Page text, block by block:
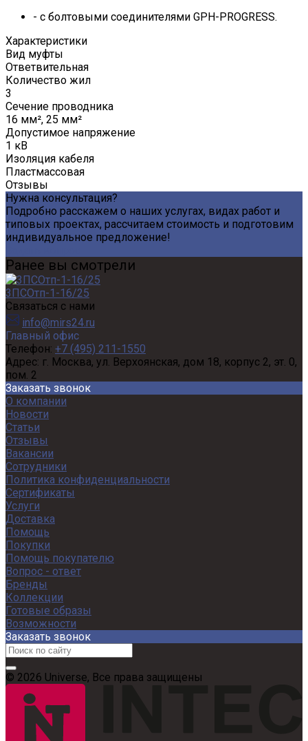
- с болтовыми соединителями GPH-PROGRESS.
Характеристики
Вид муфты
Ответвительная
Количество жил
3
Сечение проводника
16 мм², 25 мм²
Допустимое напряжение
1 кВ
Изоляция кабеля
Пластмассовая
Отзывы
Нужна консультация?
Подробно расскажем о наших услугах, видах работ и
типовых проектах, рассчитаем стоимость и подготовим
индивидуальное предложение!
Ранее вы смотрели
3ПСОтп-1-16/25
Связаться с нами
info@mirs24.ru
Главный офис
Телефон: +7 (495) 211-1550
Адрес: г. Москва, ул. Верхоянская, дом 18, корпус 2, эт. 0,
пом. 2
Заказать звонок
О компании
Новости
Статьи
Отзывы
Вакансии
Сотрудники
Политика конфиденциальности
Сертификаты
Услуги
Доставка
Помощь
Покупки
Помощь покупателю
Вопрос - ответ
Бренды
Коллекции
Готовые образы
Возможности
Заказать звонок
© 2026 Universe, Все права защищены